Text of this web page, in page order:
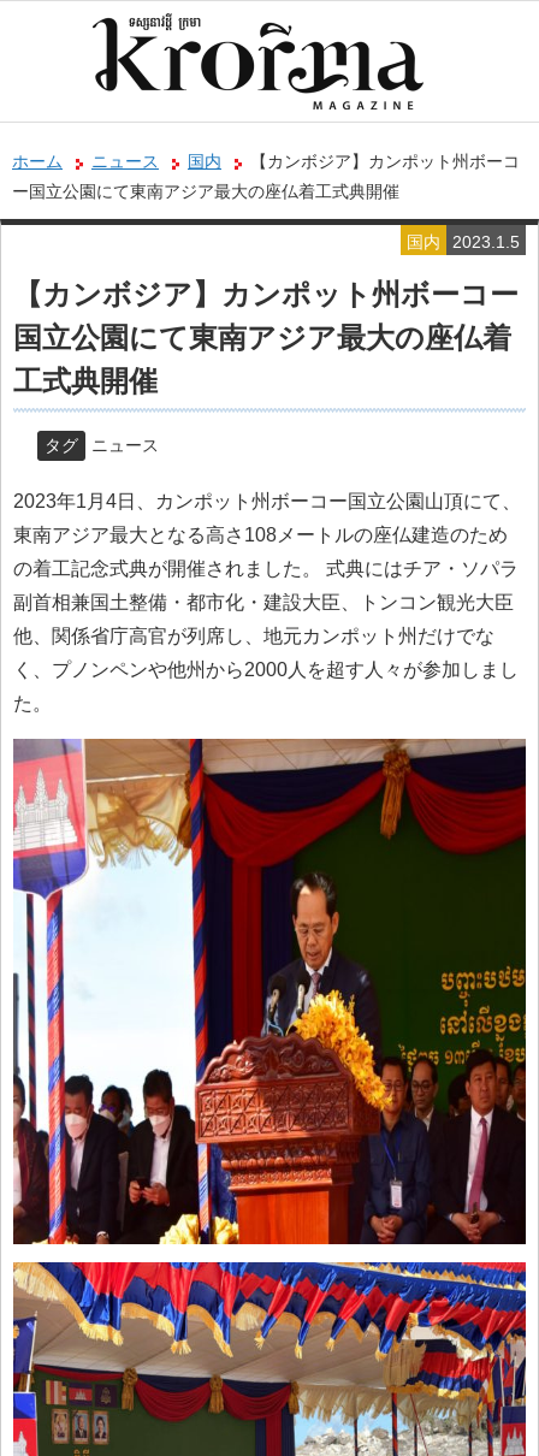
ホーム ニュース 国内
【カンボジア】カンポット州ボーコ
ー国立公園にて東南アジア最大の座仏着工式典開催
2023.1.5
国内
【カンボジア】カンポット州ボーコー
国立公園にて東南アジア最大の座仏着
工式典開催
タグ ニュース
2023年1月4日、カンポット州ボーコー国立公園山頂にて、
東南アジア最大となる高さ108メートルの座仏建造のため
の着工記念式典が開催されました。 式典にはチア・ソパラ
副首相兼国土整備・都市化・建設大臣、トンコン観光大臣
他、関係省庁高官が列席し、地元カンポット州だけでな
く、プノンペンや他州から2000人を超す人々が参加しまし
た。